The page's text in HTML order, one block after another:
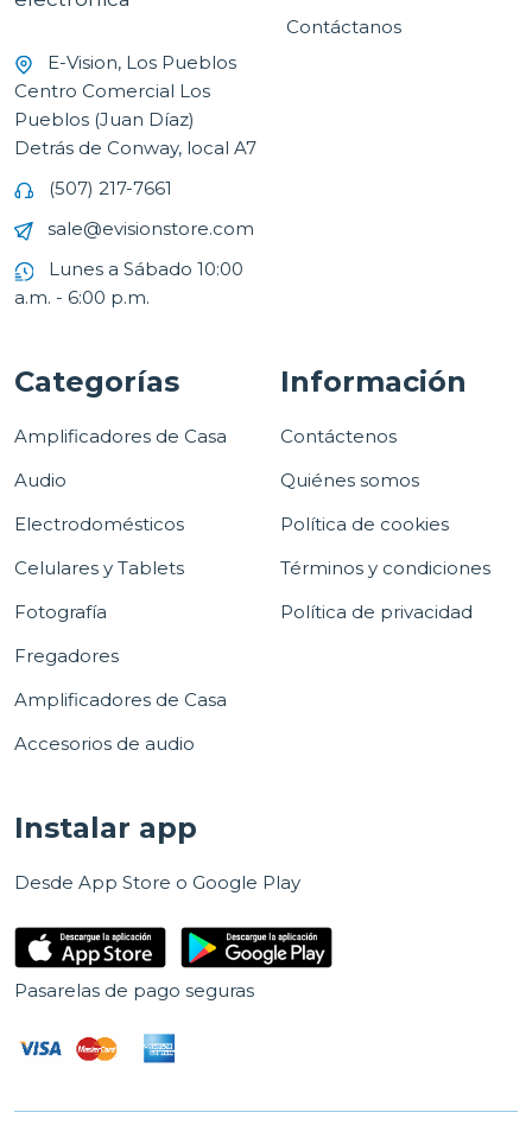
E-Vision, Los Pueblos
Centro Comercial Los
Pueblos (Juan Díaz)
Detrás de Conway, local A7
(507) 217-7661
sale@evisionstore.com
Lunes a Sábado 10:00
a.m. - 6:00 p.m.
Contáctanos
Categorías
Amplificadores de Casa
Audio
Electrodomésticos
Celulares y Tablets
Fotografía
Fregadores
Amplificadores de Casa
Accesorios de audio
Información
Contáctenos
Quiénes somos
Política de cookies
Términos y condiciones
Política de privacidad
Instalar app
Desde App Store o Google Play
Pasarelas de pago seguras